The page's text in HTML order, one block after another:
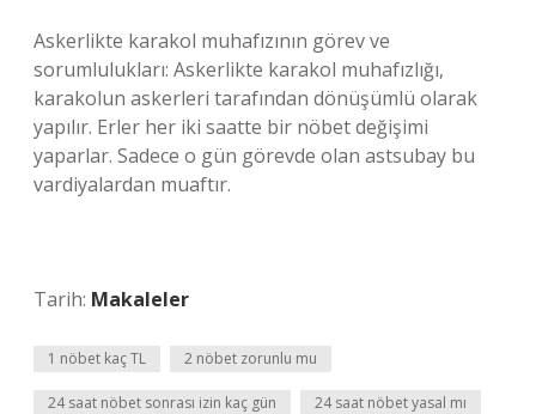
Askerlikte karakol muhafızının görev ve
sorumlulukları: Askerlikte karakol muhafızlığı,
karakolun askerleri tarafından dönüşümlü olarak
yapılır. Erler her iki saatte bir nöbet değişimi
yaparlar. Sadece o gün görevde olan astsubay bu
vardiyalardan muaftır.
Tarih: Makaleler
1 nöbet kaç TL 2 nöbet zorunlu mu
24 saat nöbet sonrası izin kaç gün 24 saat nöbet yasal mı